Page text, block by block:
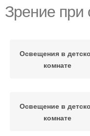
Зрение при
Освещения в
комнате
Освещение в
комнате